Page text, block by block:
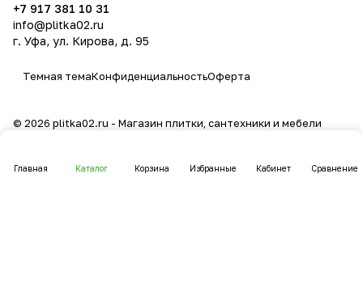
Главная Каталог Корзина Избранные Кабинет Сравнение
+7 917 381 10 31
info@plitka02.ru
г. Уфа, ул. Кирова, д. 95
Темная темаКонфиденциальностьОферта
© 2026 plitka02.ru - Магазин плитки, сантехники и мебели